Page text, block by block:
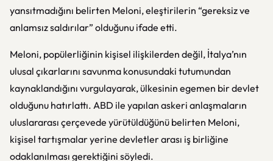
yansıtmadığını belirten Meloni, eleştirilerin “gereksiz ve
anlamsız saldırılar” olduğunu ifade etti.
Meloni, popülerliğinin kişisel ilişkilerden değil, İtalya’nın
ulusal çıkarlarını savunma konusundaki tutumundan
kaynaklandığını vurgulayarak, ülkesinin egemen bir devlet
olduğunu hatırlattı. ABD ile yapılan askeri anlaşmaların
uluslararası çerçevede yürütüldüğünü belirten Meloni,
kişisel tartışmalar yerine devletler arası iş birliğine
odaklanılması gerektiğini söyledi.